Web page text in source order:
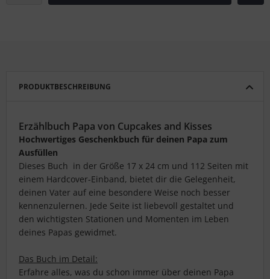
PRODUKTBESCHREIBUNG
Erzählbuch Papa von Cupcakes and Kisses
Hochwertiges Geschenkbuch für deinen Papa zum
Ausfüllen
Dieses Buch in der Größe 17 x 24 cm und 112 Seiten mit
einem Hardcover-Einband, bietet dir die Gelegenheit,
deinen Vater auf eine besondere Weise noch besser
kennenzulernen. Jede Seite ist liebevoll gestaltet und
den wichtigsten Stationen und Momenten im Leben
deines Papas gewidmet.
Das Buch im Detail:
Erfahre alles, was du schon immer über deinen Papa